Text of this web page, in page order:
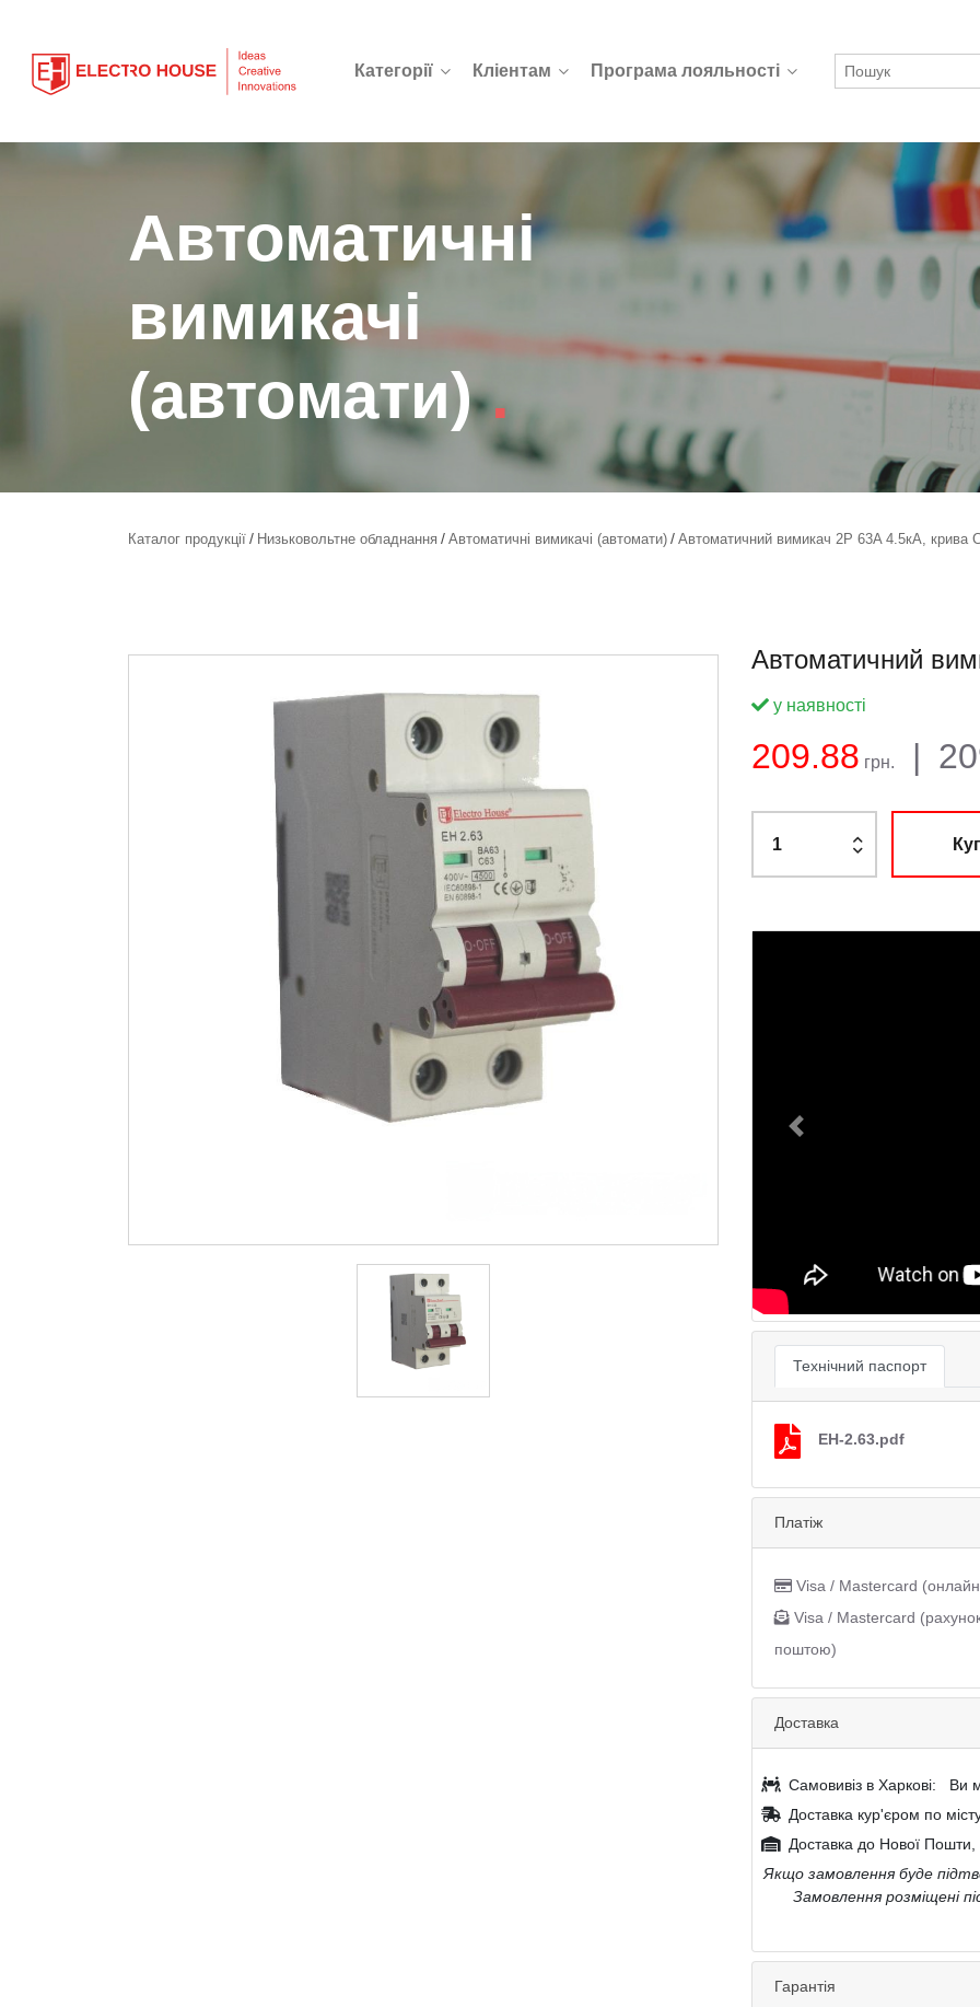
Категорії Кліентам Програма лояльності
Автоматичні
вимикачі
(автомати).
Каталог продукції Низьковольтне обладнання Автоматичні вимикачі (автомати) Автоматичний вимикач 2Р 63A 4.5кА, крива
Автоматичний
Баланс:
у наявності
209.88 грн. |
Previous
Технічний паспорт
EH-2.63.pdf
Платіж
Visa / Mastercard
Visa / Mastercard
поштою)
Доставка
Самовивіз в Харкові:
Ви
Доставка кур'єром по
Доставка до Нової
Якщо замовлення буде
Замовлення розміщені
Гарантія